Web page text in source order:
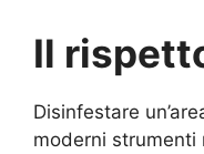
Il
Disinfestare
moderni strumenti